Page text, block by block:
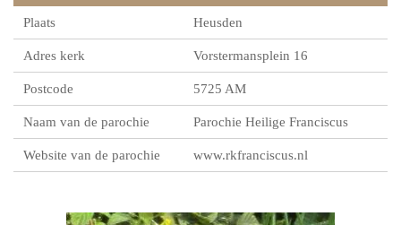
Plaats Heusden
Adres kerk Vorstermansplein 16
Postcode 5725 AM
Naam van de parochie Parochie Heilige Franciscus
Website van de parochie www.rkfranciscus.nl